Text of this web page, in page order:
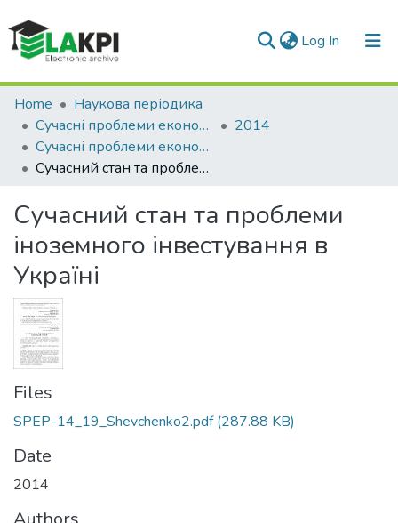
Log In (current)
Communities & Collections
All of DSpace
Statistics
Home
Наукова періодика
Сучасні проблеми економіки і підприємництво
2014
Сучасні проблеми економіки і підприємництво: збірник наукових праць, Вип. 14
Сучасний стан та проблеми іноземного інвестування в Україні
Сучасний стан та проблеми
іноземного інвестування в
Україні
Files
SPEP-14_19_Shevchenko2.pdf(287.88 KB)
Date
2014